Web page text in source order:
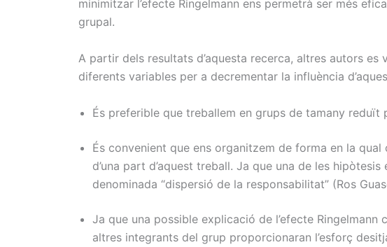
minimitzar l’efecte Ringelmann ens permetrà ser més
grupal.
A partir dels resultats d’aquesta recerca, altres autors es
diferents variables per a decrementar la influència
És preferible que treballem en grups de tamany reduït
És convenient que ens organitzem de forma en la
d’una part d’aquest treball. Ja que una de les
denominada “dispersió de la responsabilitat” (Ros
Ja que una possible explicació de l’efecte
altres integrants del grup proporcionaran l’esforç